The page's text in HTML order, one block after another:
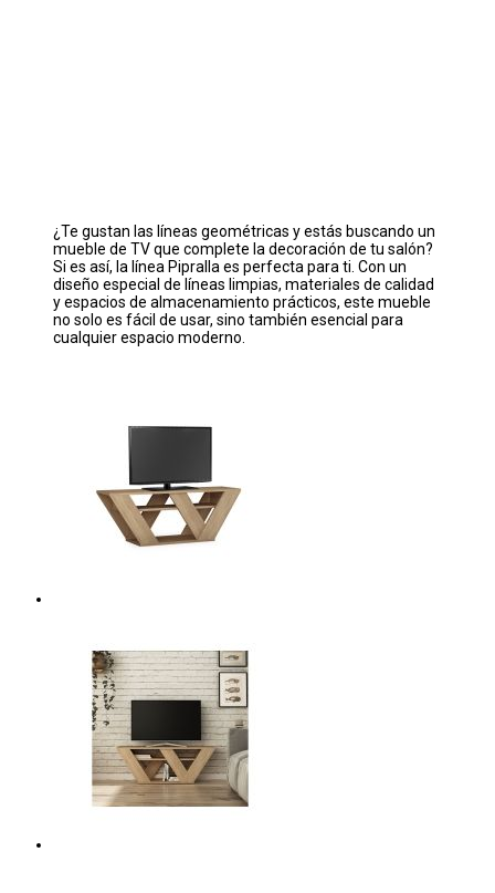
¿Te gustan las líneas geométricas y estás buscando un
mueble de TV que complete la decoración de tu salón?
Si es así, la línea Pipralla es perfecta para ti. Con un
diseño especial de líneas limpias, materiales de calidad
y espacios de almacenamiento prácticos, este mueble
no solo es fácil de usar, sino también esencial para
cualquier espacio moderno.